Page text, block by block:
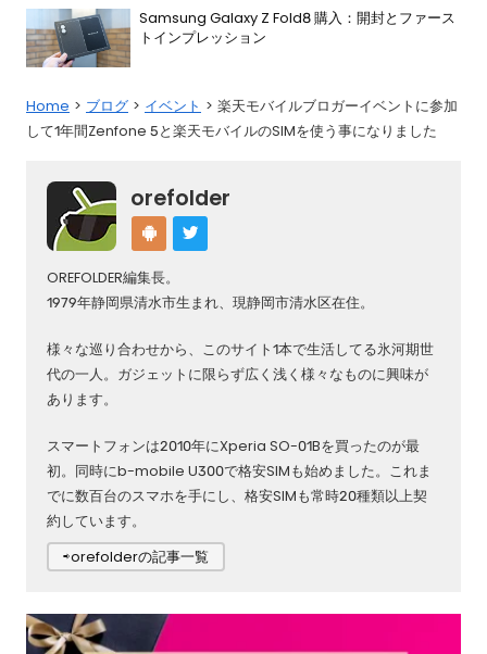
Samsung Galaxy Z Fold8 購入：開封とファース
トインプレッション
Home ブログ イベント
楽天モバイルブロガーイベントに参加
して1年間Zenfone 5と楽天モバイルのSIMを使う事になりました
orefolder
OREFOLDER編集長。
1979年静岡県清水市生まれ、現静岡市清水区在住。
様々な巡り合わせから、このサイト1本で生活してる氷河期世
代の一人。ガジェットに限らず広く浅く様々なものに興味が
あります。
スマートフォンは2010年にXperia SO-01Bを買ったのが最
初。同時にb-mobile U300で格安SIMも始めました。これま
でに数百台のスマホを手にし、格安SIMも常時20種類以上契
約しています。
⇨orefolderの記事一覧